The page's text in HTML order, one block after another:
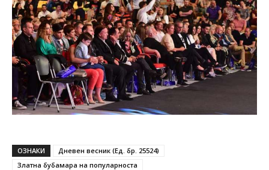
ОЗНАКИ
Дневен весник (Ед. бр. 25524)
Златна бубамара на популарноста